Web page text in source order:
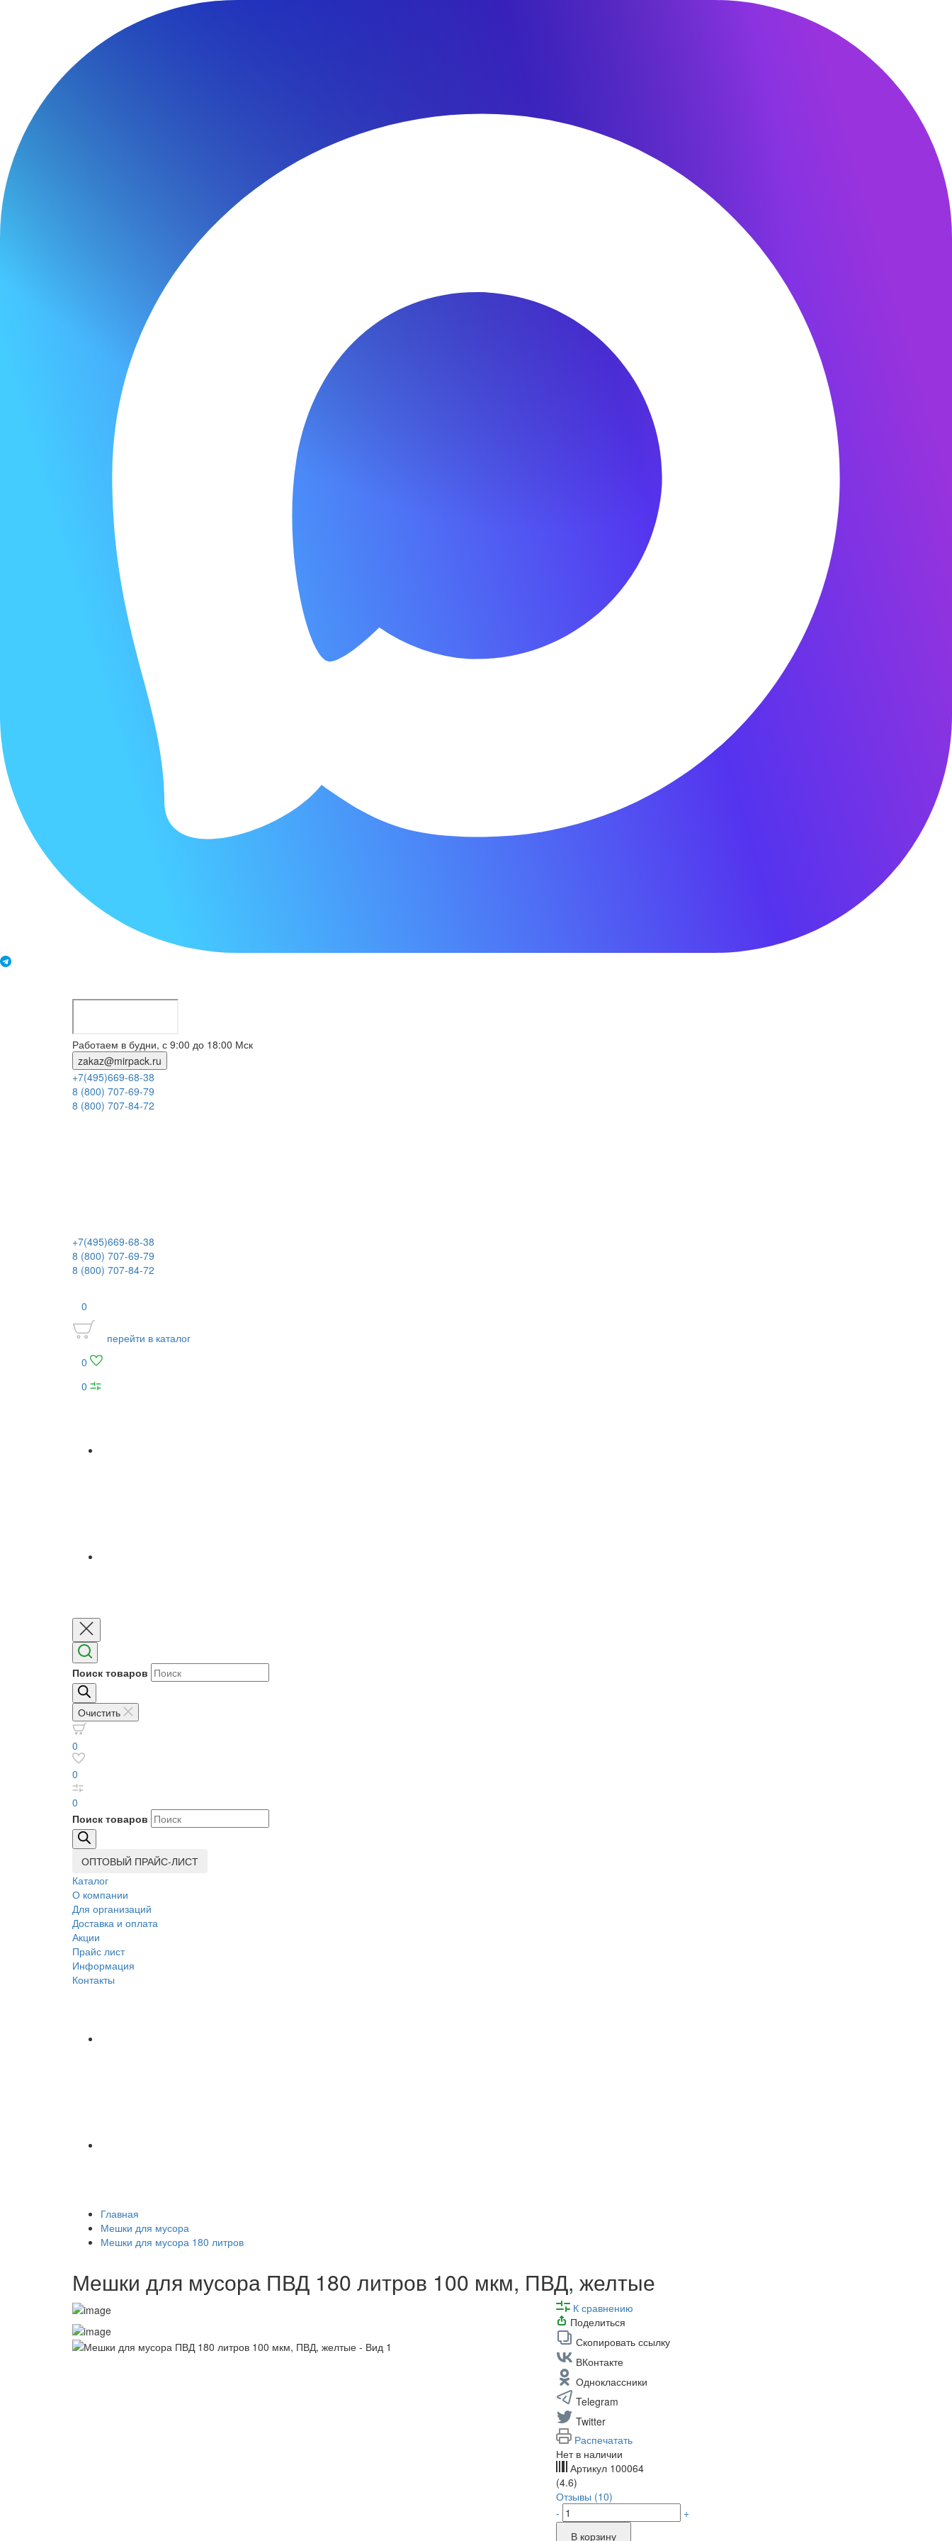
Работаем в будни, с 9:00 до 18:00 Мск
zakaz@mirpack.ru
+7(495)669-68-38
8 (800) 707-69-79
8 (800) 707-84-72
+7(495)669-68-38
8 (800) 707-69-79
8 (800) 707-84-72
0
перейти в каталог
0
0
Поиск товаров
Очистить
0
0
0
Поиск товаров
ОПТОВЫЙ ПРАЙС-ЛИСТ
Каталог
О компании
Для организаций
Доставка и оплата
Акции
Прайс лист
Информация
Контакты
Главная
Мешки для мусора
Мешки для мусора 180 литров
Мешки для мусора ПВД 180 литров 100 мкм, ПВД, желтые
К сравнению
Поделиться
Скопировать ссылку
ВКонтакте
Одноклассники
Telegram
Twitter
Распечатать
Нет в наличии
Артикул 100064
(4.6)
Отзывы (10)
-
+
В корзину